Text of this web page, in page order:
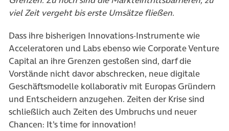
viel Zeit vergeht bis erste Umsätze fließen.
Dass ihre bisherigen Innovations-Instrumente wie
Acceleratoren und Labs ebenso wie Corporate Venture
Capital an ihre Grenzen gestoßen sind, darf die
Vorstände nicht davor abschrecken, neue digitale
Geschäftsmodelle kollaborativ mit Europas Gründern
und Entscheidern anzugehen. Zeiten der Krise sind
schließlich auch Zeiten des Umbruchs und neuer
Chancen: It’s time for innovation!